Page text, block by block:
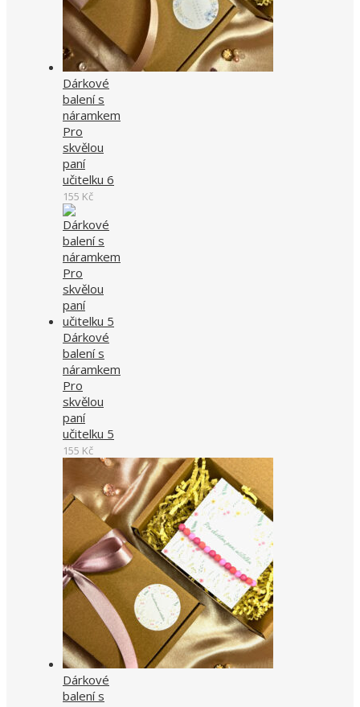
Dárkové
balení s
náramkem
Pro
skvělou
paní
učitelku 6
155 Kč
Dárkové
balení s
náramkem
Pro
skvělou
paní
učitelku 5
155 Kč
Dárkové
balení s